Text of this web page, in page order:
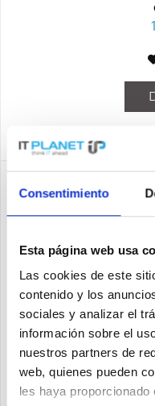
Consentimiento
Esta página web usa
Las cookies de este
contenido y los
sociales y analizar el
información sobre el
nuestros partners de
web, quienes pueden
les haya
NETGEAR
NETGEAR M4250-
Administrado, Nivel de